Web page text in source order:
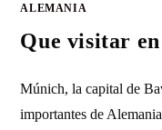
ALEMANIA
Que visitar
Múnich, la capital de
importantes de